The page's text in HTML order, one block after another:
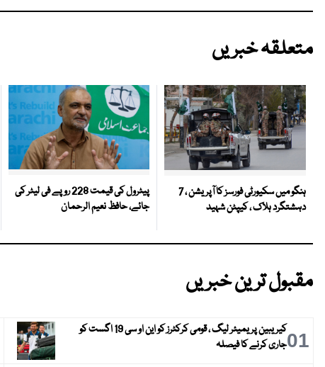
متعلقہ خبریں
ہنگو میں سکیورٹی فورسز کا آپریشن ، 7
دہشتگرد ہلاک ، کیپٹن شہید
پیٹرول کی قیمت 228 روپے فی لیٹر کی
جائے، حافظ نعیم الرحمان
مقبول ترین خبریں
01
کیریبین پریمیئر لیگ ، قومی کرکٹرز کو این او سی 19 اگست کو
جاری کرنے کا فیصلہ